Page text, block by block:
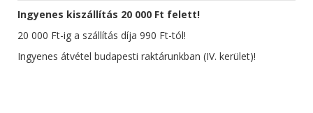
Ingyenes kiszállítás 20 000 Ft felett!
20 000 Ft-ig a szállítás díja 990 Ft-tól!
Ingyenes átvétel budapesti raktárunkban (IV. kerület)!